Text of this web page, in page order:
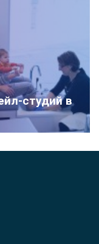
студий в